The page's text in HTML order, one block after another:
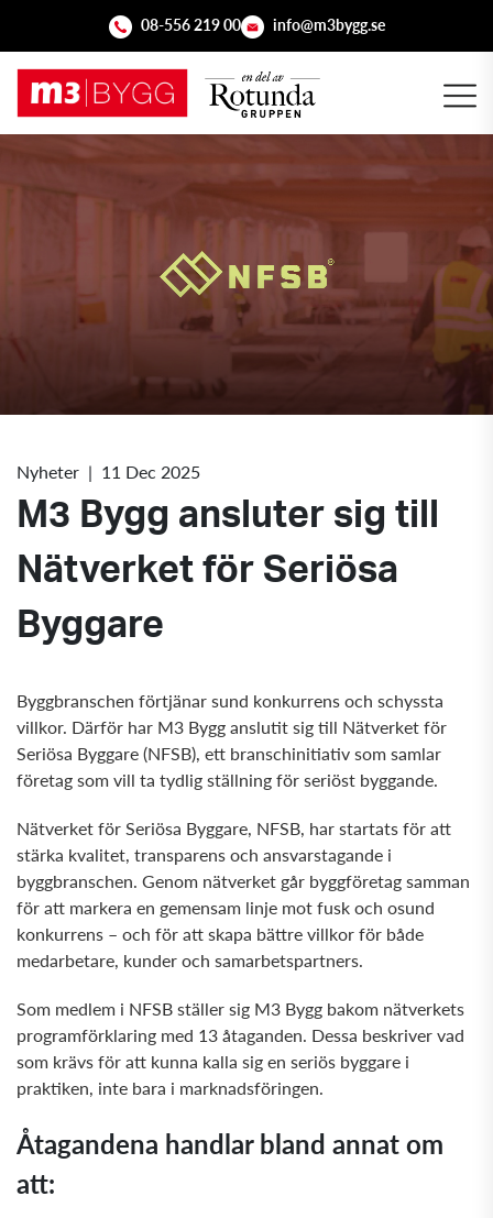
08-556 219 00 info@m3bygg.se
Nyheter | 11 Dec 2025
M3 Bygg ansluter sig till
Nätverket för Seriösa
Byggare
Byggbranschen förtjänar sund konkurrens och schyssta
villkor. Därför har M3 Bygg anslutit sig till Nätverket för
Seriösa Byggare (NFSB), ett branschinitiativ som samlar
företag som vill ta tydlig ställning för seriöst byggande.
Nätverket för Seriösa Byggare, NFSB, har startats för att
stärka kvalitet, transparens och ansvarstagande i
byggbranschen. Genom nätverket går byggföretag samman
för att markera en gemensam linje mot fusk och osund
konkurrens – och för att skapa bättre villkor för både
medarbetare, kunder och samarbetspartners.
Som medlem i NFSB ställer sig M3 Bygg bakom nätverkets
programförklaring med 13 åtaganden. Dessa beskriver vad
som krävs för att kunna kalla sig en seriös byggare i
praktiken, inte bara i marknadsföringen.
Åtagandena handlar bland annat om
att: